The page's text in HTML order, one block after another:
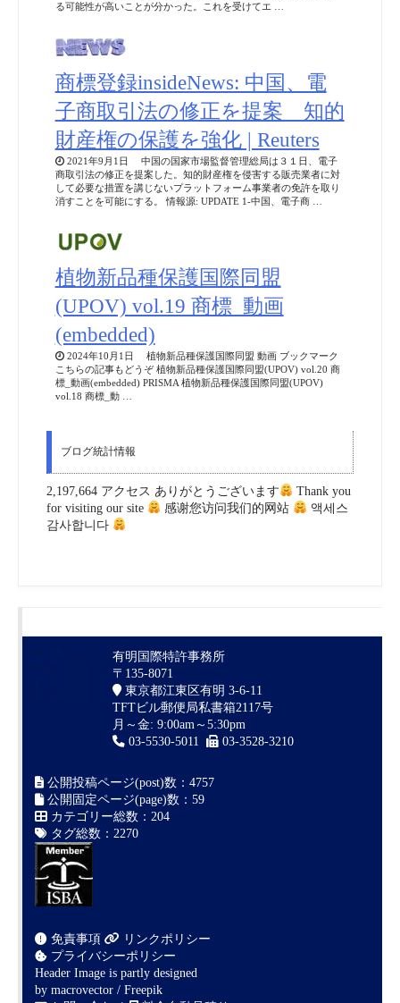
る可能性が高いことが分かった。これを受けてエ …
商標登録insideNews: 中国、電
子商取引法の修正を提案 知的
財産権の保護を強化 | Reuters
2021年9月1日 中国の国家市場監督管理総局は３１日、電子
商取引法の修正を提案した。知的財産権を侵害する販売業者に対
して必要な措置を講じないプラットフォーム事業者の免許を取り
消すことを可能にする。 情報源: UPDATE 1-中国、電子商 …
植物新品種保護国際同盟
(UPOV) vol.19 商標_動画
(embedded)
2024年10月1日 植物新品種保護国際同盟 動画 ブックマーク
こちらの記事もどうぞ 植物新品種保護国際同盟(UPOV) vol.20 商
標_動画(embedded) PRISMA 植物新品種保護国際同盟(UPOV)
vol.18 商標_動 …
ブログ統計情報
2,197,664 アクセス ありがとうございます
Thank you
for visiting our site
感谢您访问我们的网站
액세스
감사합니다
有明国際特許事務所
〒135-8071
東京都江東区有明 3-6-11
TFTビル郵便局私書箱2117号
月～金: 9:00am～5:30pm
03-5530-5011
03-3528-3210
公開投稿ページ(post)数：4757
公開固定ページ(page)数：59
カテゴリー総数：204
タグ総数：2270
免責事項
リンクポリシー
プライバシーポリシー
Header Image is partly designed
by macrovector / Freepik